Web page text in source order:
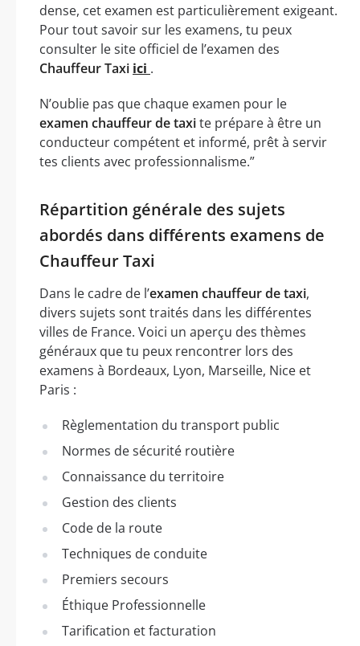
dense, cet examen est particulièrement exigeant.
Pour tout savoir sur les examens, tu peux
consulter le site officiel de l’examen des
Chauffeur Taxi ici .
N’oublie pas que chaque examen pour le
examen chauffeur de taxite prépare à être un
conducteur compétent et informé, prêt à servir
tes clients avec professionnalisme.”
Répartition générale des sujets
abordés dans différents examens de
Chauffeur Taxi
Dans le cadre de l’examen chauffeur de taxi,
divers sujets sont traités dans les différentes
villes de France. Voici un aperçu des thèmes
généraux que tu peux rencontrer lors des
examens à Bordeaux, Lyon, Marseille, Nice et
Paris :
Règlementation du transport public
Normes de sécurité routière
Connaissance du territoire
Gestion des clients
Code de la route
Techniques de conduite
Premiers secours
Éthique Professionnelle
Tarification et facturation